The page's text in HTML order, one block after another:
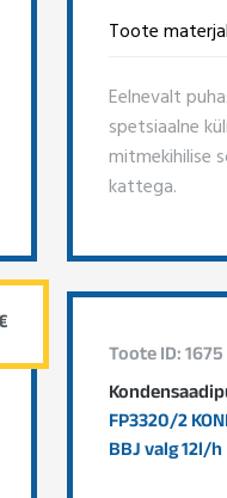
Toote
Eelnevalt
spetsiaalne
mitmekihilise
kattega.
Toote ID: 1675
FP3320/2
BBJ valg 12l/h